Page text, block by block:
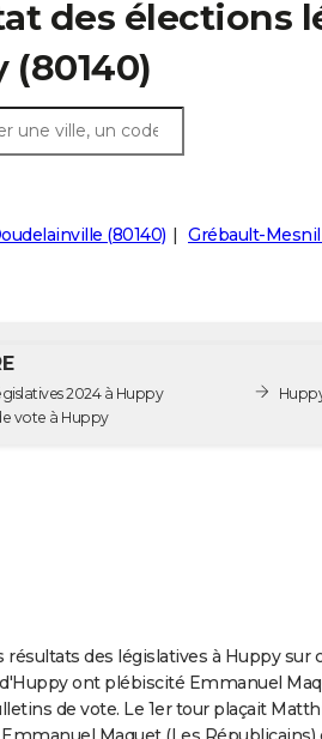
des élections
(80140)
(80140) Grébault-Mesnil
2024 à Huppy
Bureaux de vote à Huppy
résultats des législatives à Huppy
ont plébiscité Emmanuel
de vote. Le 1er tour plaçait